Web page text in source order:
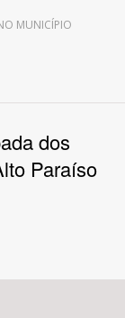
MUNICÍPIO
dos
Paraíso